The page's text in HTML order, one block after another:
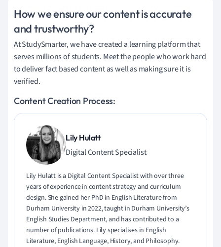
How we ensure our content is accurate
and trustworthy?
At StudySmarter, we have created a learning platform that
serves millions of students. Meet the people who work hard
to deliver fact based content as well as making sure it is
verified.
Content Creation Process:
Lily Hulatt
Digital Content Specialist
Lily Hulatt is a Digital Content Specialist with over three
years of experience in content strategy and curriculum
design. She gained her PhD in English Literature from
Durham University in 2022, taught in Durham University’s
English Studies Department, and has contributed to a
number of publications. Lily specialises in English
Literature, English Language, History, and Philosophy.